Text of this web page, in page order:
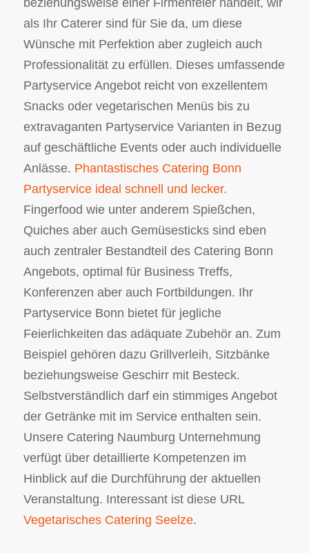
als Ihr Caterer sind für Sie da, um diese
Wünsche mit Perfektion aber zugleich auch
Professionalität zu erfüllen. Dieses umfassende
Partyservice Angebot reicht von exzellentem
Snacks oder vegetarischen Menüs bis zu
extravaganten Partyservice Varianten in Bezug
auf geschäftliche Events oder auch individuelle
Anlässe. Phantastisches Catering Bonn
Partyservice ideal schnell und lecker.
Fingerfood wie unter anderem Spießchen,
Quiches aber auch Gemüsesticks sind eben
auch zentraler Bestandteil des Catering Bonn
Angebots, optimal für Business Treffs,
Konferenzen aber auch Fortbildungen. Ihr
Partyservice Bonn bietet für jegliche
Feierlichkeiten das adäquate Zubehör an. Zum
Beispiel gehören dazu Grillverleih, Sitzbänke
beziehungsweise Geschirr mit Besteck.
Selbstverständlich darf ein stimmiges Angebot
der Getränke mit im Service enthalten sein.
Unsere Catering Naumburg Unternehmung
verfügt über detaillierte Kompetenzen im
Hinblick auf die Durchführung der aktuellen
Veranstaltung. Interessant ist diese URL
Vegetarisches Catering Seelze.